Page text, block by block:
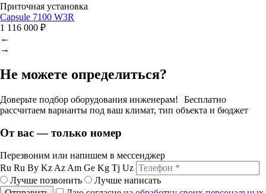
Приточная установка
Capsule 7100 W3R
1 116 000 ₽
←
→
Не можете определиться?
Доверьте подбор оборудования инженерам! Бесплатно
рассчитаем варианты под ваш климат, тип объекта и бюджет
От вас — только номер
Перезвоним или напишем в мессенджер
Ru Ru By Kz Az Am Ge Kg Tj Uz
Лучше позвонить
Лучше написать